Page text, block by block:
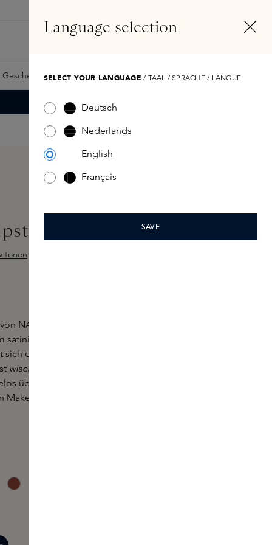
Samples Skins Exclusives Skins Boxen
Exposed 800
tonen
NARS ist ein reichhaltig pigmentierter
satinierten
dieser Lippenstift leicht und angenehm auf
wischfest
über die Lippen gleiten, setzen Sie ein
Make-up-Look auf die nächste Stufe hebt.
Language selection
SELECT YOUR LANGUAGE / TAAL / SPRACHE / LANGUE
Deutsch
Nederlands
English
Français
SAVE